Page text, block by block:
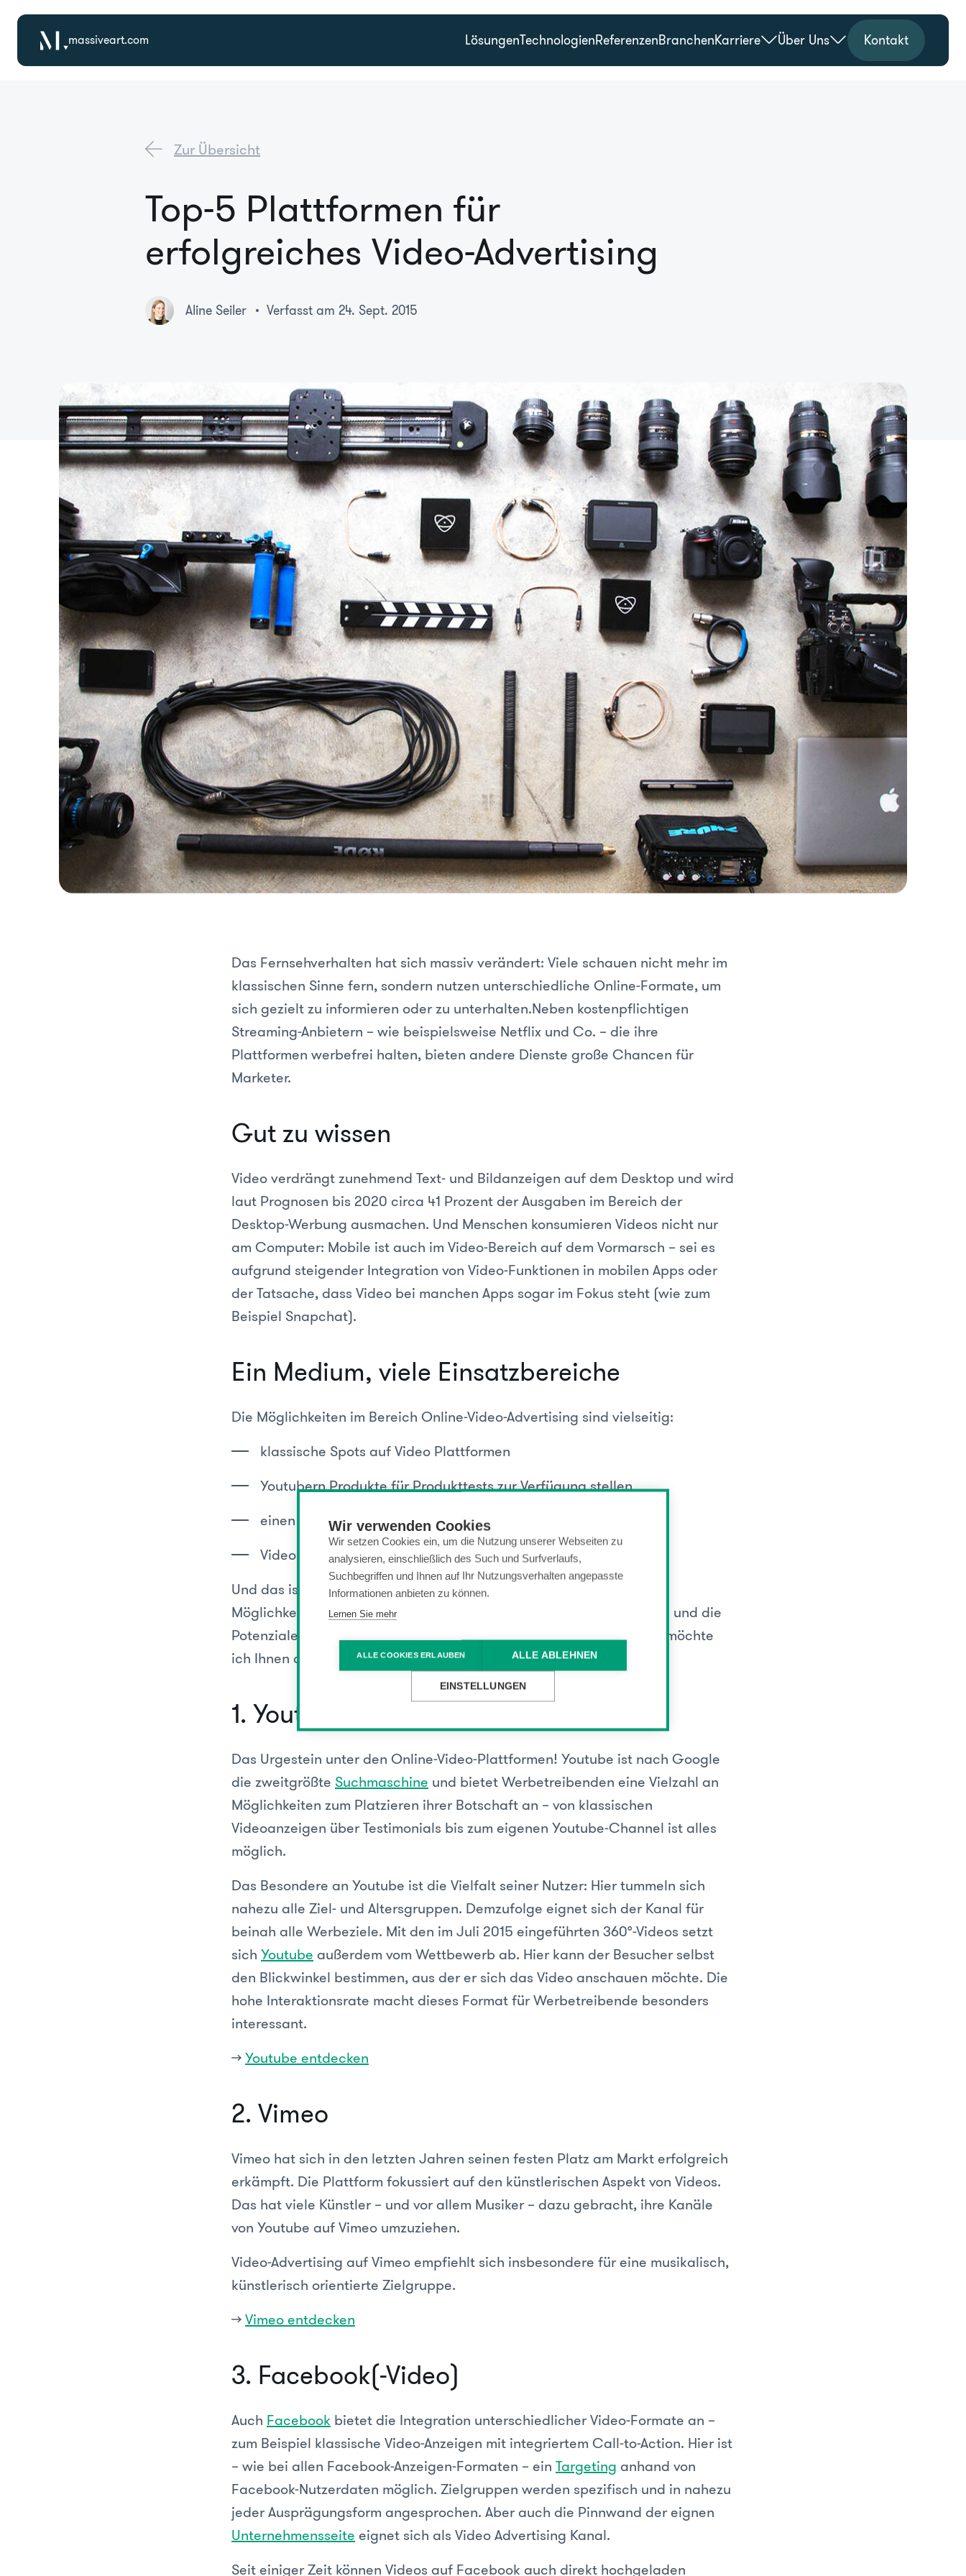
Wir verwenden Cookies
Wir setzen Cookies ein, um die Nutzung unserer Webseiten zu
analysieren, einschließlich des Such und Surfverlaufs,
Suchbegriffen und Ihnen auf Ihr Nutzungsverhalten angepasste
Informationen anbieten zu können.
Lernen Sie mehr
ALLE COOKIES ERLAUBEN ALLE ABLEHNEN
EINSTELLUNGEN
massiveart.com LösungenTechnologienReferenzenBranchenKarriere Über Uns Kontakt
Zur Übersicht
Top-5 Plattformen für
erfolgreiches Video-Advertising
Aline Seiler Verfasst am 24. Sept. 2015
Das Fernsehverhalten hat sich massiv verändert: Viele schauen nicht mehr im
klassischen Sinne fern, sondern nutzen unterschiedliche Online-Formate, um
sich gezielt zu informieren oder zu unterhalten.Neben kostenpflichtigen
Streaming-Anbietern – wie beispielsweise Netflix und Co. – die ihre
Plattformen werbefrei halten, bieten andere Dienste große Chancen für
Marketer.
Gut zu wissen
Video verdrängt zunehmend Text- und Bildanzeigen auf dem Desktop und wird
laut Prognosen bis 2020 circa 41 Prozent der Ausgaben im Bereich der
Desktop-Werbung ausmachen. Und Menschen konsumieren Videos nicht nur
am Computer: Mobile ist auch im Video-Bereich auf dem Vormarsch – sei es
aufgrund steigender Integration von Video-Funktionen in mobilen Apps oder
der Tatsache, dass Video bei manchen Apps sogar im Fokus steht (wie zum
Beispiel Snapchat).
Ein Medium, viele Einsatzbereiche
Die Möglichkeiten im Bereich Online-Video-Advertising sind vielseitig:
klassische Spots auf Video Plattformen
Youtubern Produkte für Produkttests zur Verfügung stellen
einen eigenen Kanal auf Youtube, Vimeo und Co. betreiben
Video(-anzeigen) bei Facebook und Instagram einsetzen
Und das ist noch lange nicht alles. Die Vielzahl der Angebote und
Möglichkeiten macht es häufig schwierig, den Überblick zu behalten und die
Potenziale der unterschiedlichen Kanäle zu erkennen. Im folgenden möchte
ich Ihnen die wichtigsten vorstellen und deren Potentiale aufzeigen.
1. Youtube
Das Urgestein unter den Online-Video-Plattformen! Youtube ist nach Google
die zweitgrößte Suchmaschine und bietet Werbetreibenden eine Vielzahl an
Möglichkeiten zum Platzieren ihrer Botschaft an – von klassischen
Videoanzeigen über Testimonials bis zum eigenen Youtube-Channel ist alles
möglich.
Das Besondere an Youtube ist die Vielfalt seiner Nutzer: Hier tummeln sich
nahezu alle Ziel- und Altersgruppen. Demzufolge eignet sich der Kanal für
beinah alle Werbeziele. Mit den im Juli 2015 eingeführten 360°-Videos setzt
sich Youtube außerdem vom Wettbewerb ab. Hier kann der Besucher selbst
den Blickwinkel bestimmen, aus der er sich das Video anschauen möchte. Die
hohe Interaktionsrate macht dieses Format für Werbetreibende besonders
interessant.
>>Youtube entdecken
2. Vimeo
Vimeo hat sich in den letzten Jahren seinen festen Platz am Markt erfolgreich
erkämpft. Die Plattform fokussiert auf den künstlerischen Aspekt von Videos.
Das hat viele Künstler – und vor allem Musiker – dazu gebracht, ihre Kanäle
von Youtube auf Vimeo umzuziehen.
Video-Advertising auf Vimeo empfiehlt sich insbesondere für eine musikalisch,
künstlerisch orientierte Zielgruppe.
>>Vimeo entdecken
3. Facebook(-Video)
Auch Facebook bietet die Integration unterschiedlicher Video-Formate an –
zum Beispiel klassische Video-Anzeigen mit integriertem Call-to-Action. Hier ist
– wie bei allen Facebook-Anzeigen-Formaten – ein Targeting anhand von
Facebook-Nutzerdaten möglich. Zielgruppen werden spezifisch und in nahezu
jeder Ausprägungsform angesprochen. Aber auch die Pinnwand der eignen
Unternehmensseite eignet sich als Video Advertising Kanal.
Seit einiger Zeit können Videos auf Facebook auch direkt hochgeladen